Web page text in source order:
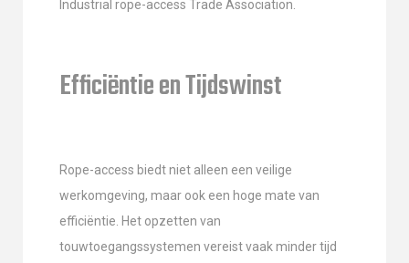
Industrial rope-access Trade Association.
Efficiëntie en Tijdswinst
Rope-access biedt niet alleen een veilige
werkomgeving, maar ook een hoge mate van
efficiëntie. Het opzetten van
touwtoegangssystemen vereist vaak minder tijd